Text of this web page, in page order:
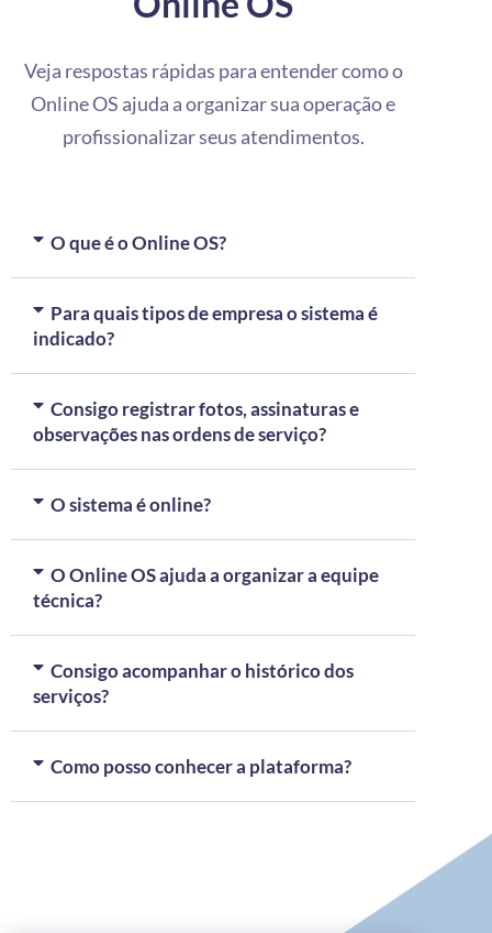
Veja respostas rápidas para entender como o
Online OS ajuda a organizar sua operação e
profissionalizar seus atendimentos.
O que é o Online OS?
Para quais tipos de empresa o sistema é
indicado?
Consigo registrar fotos, assinaturas e
observações nas ordens de serviço?
O sistema é online?
O Online OS ajuda a organizar a equipe
técnica?
Consigo acompanhar o histórico dos
serviços?
Como posso conhecer a plataforma?